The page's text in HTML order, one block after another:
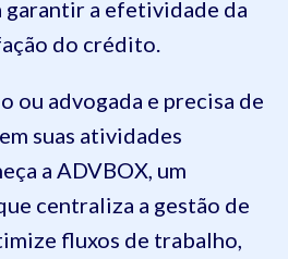
a efetividade da
do crédito.
ou advogada e precisa de
suas atividades
a ADVBOX, um
centraliza a gestão de
fluxos de trabalho,